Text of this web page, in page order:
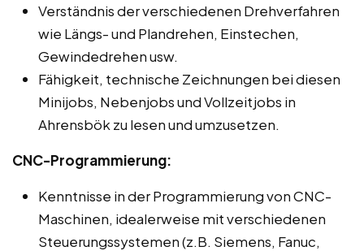
Verständnis der verschiedenen Drehverfahren
wie Längs- und Plandrehen, Einstechen,
Gewindedrehen usw.
Fähigkeit, technische Zeichnungen bei diesen
Minijobs, Nebenjobs und Vollzeitjobs in
Ahrensbök zu lesen und umzusetzen.
CNC-Programmierung:
Kenntnisse in der Programmierung von CNC-
Maschinen, idealerweise mit verschiedenen
Steuerungssystemen (z.B. Siemens, Fanuc,